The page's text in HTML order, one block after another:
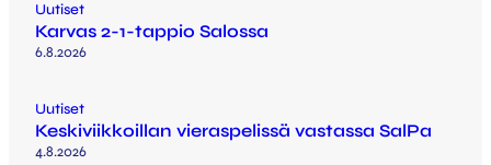
Uutiset
Karvas 2-1-tappio Salossa
6.8.2026
Uutiset
Keskiviikkoillan vieraspelissä vastassa SalPa
4.8.2026